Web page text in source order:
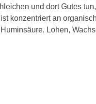
und dort Gutes
konzentriert an
Lohen,